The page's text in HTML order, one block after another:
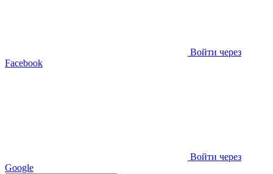
Войти через
Facebook
Войти через
Google